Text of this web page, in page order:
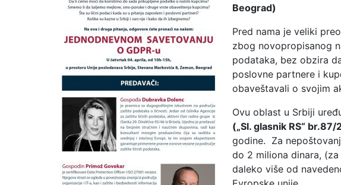
Beograd)
Pred nama je veliki
zbog novopropisanog
podataka, bez obzira
poslovne partnere i
obaveštavali o svojim
Ovu oblast u Srbiji
(„Sl. glasnik RS“ br.87/
godine. Za
do 2 miliona dinara,
daleko više od